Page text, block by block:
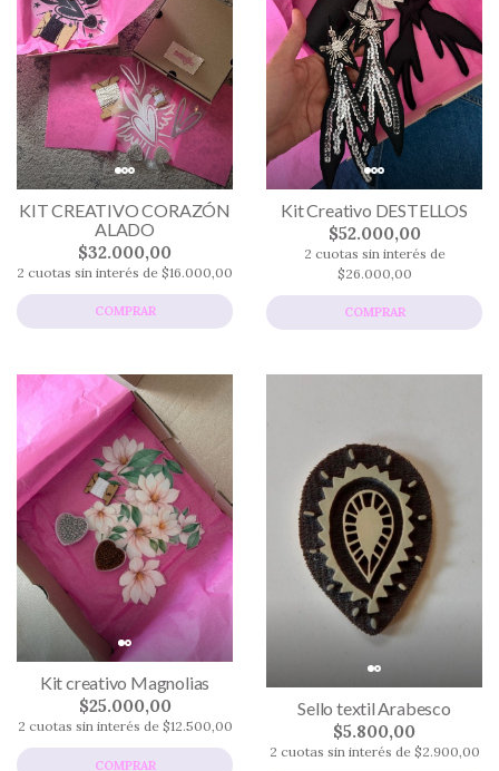
KIT CREATIVO CORAZÓN
ALADO
$32.000,00
2 cuotas sin interés de $16.000,00
COMPRAR
Kit Creativo DESTELLOS
$52.000,00
2 cuotas sin interés de
$26.000,00
COMPRAR
Kit creativo Magnolias
$25.000,00
2 cuotas sin interés de $12.500,00
COMPRAR
Sello textil Arabesco
$5.800,00
2 cuotas sin interés de $2.900,00